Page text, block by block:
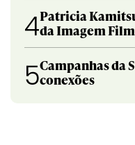
4Patricia
da Imagem
5Campanhas da
conexões